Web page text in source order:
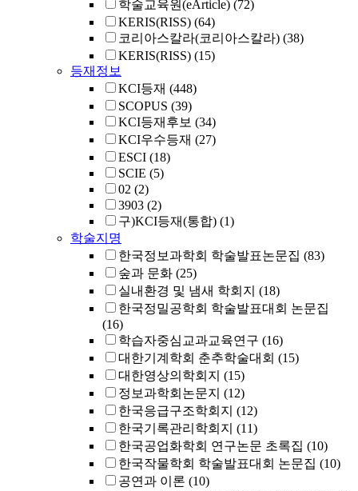
학술교육원(eArticle) (72)
KERIS(RISS) (64)
코리아스칼라(코리아스칼라) (38)
KERIS(RISS) (15)
등재정보
KCI등재 (448)
SCOPUS (39)
KCI등재후보 (34)
KCI우수등재 (27)
ESCI (18)
SCIE (5)
02 (2)
3903 (2)
구)KCI등재(통합) (1)
학술지명
한국정보과학회 학술발표논문집 (83)
숲과 문화 (25)
실내환경 및 냄새 학회지 (18)
한국정밀공학회 학술발표대회 논문집
(16)
학습자중심교과교육연구 (16)
대한기계학회 춘추학술대회 (15)
대한영상의학회지 (15)
정보과학회논문지 (12)
한국응급구조학회지 (12)
한국기록관리학회지 (11)
한국공업화학회 연구논문 초록집 (10)
한국작물학회 학술발표대회 논문집 (10)
공연과 이론 (10)